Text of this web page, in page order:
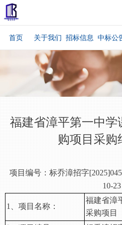
首页 关于我们 招标信息 中标公
项目编号： 标乔漳招字
10-23
1、项目名称：
福建省漳
采购项目
福建省漳平第一中学
购项目采购